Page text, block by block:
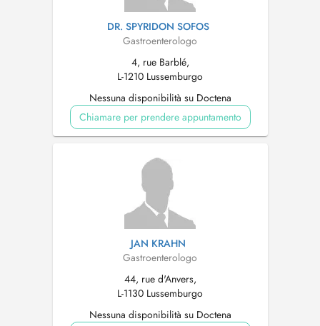
DR. SPYRIDON SOFOS
Gastroenterologo
4, rue Barblé,
L-1210 Lussemburgo
Nessuna disponibilità su Doctena
Chiamare per prendere appuntamento
JAN KRAHN
Gastroenterologo
44, rue d'Anvers,
L-1130 Lussemburgo
Nessuna disponibilità su Doctena